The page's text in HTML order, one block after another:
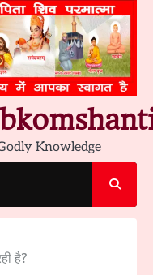
Knowledge
है?